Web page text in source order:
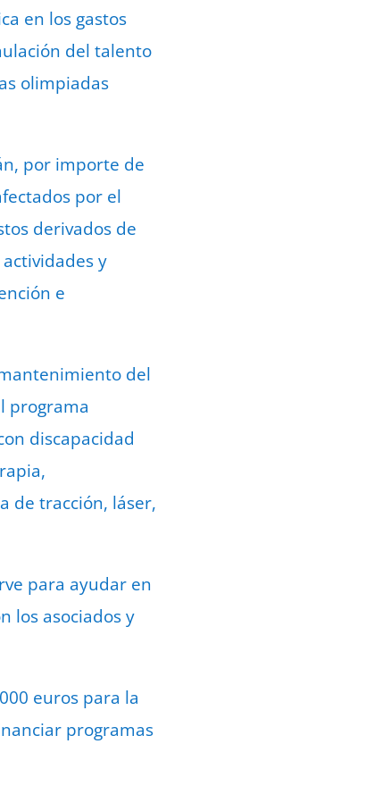
en los gastos
del talento
olimpiadas
por importe de
por el
derivados de
y
e
del
programa
discapacidad
de tracción, láser,
para ayudar en
los asociados y
euros para la
programas